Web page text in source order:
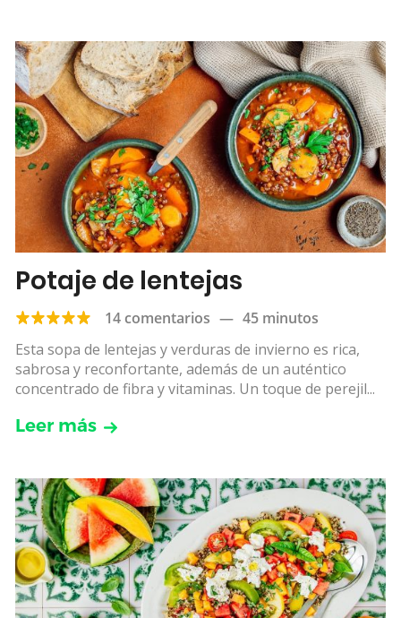
Potaje de lentejas
14 comentarios — 45 minutos
Esta sopa de lentejas y verduras de invierno es rica,
sabrosa y reconfortante, además de un auténtico
concentrado de fibra y vitaminas. Un toque de perejil...
Leer más